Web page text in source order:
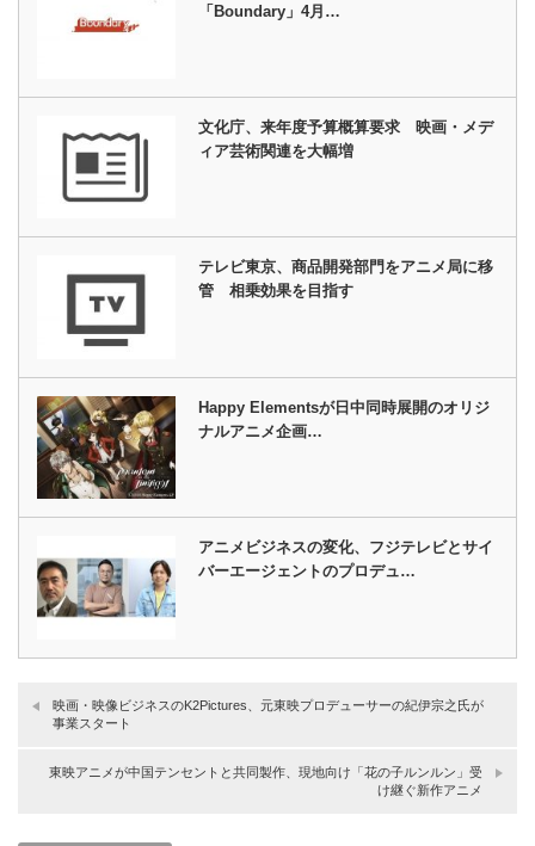
「Boundary」4月…
文化庁、来年度予算概算要求 映画・メデ
ィア芸術関連を大幅増
テレビ東京、商品開発部門をアニメ局に移
管 相乗効果を目指す
Happy Elementsが日中同時展開のオリジ
ナルアニメ企画…
アニメビジネスの変化、フジテレビとサイ
バーエージェントのプロデュ…
映画・映像ビジネスのK2Pictures、元東映プロデューサーの紀伊宗之氏が
事業スタート
東映アニメが中国テンセントと共同製作、現地向け「花の子ルンルン」受
け継ぐ新作アニメ